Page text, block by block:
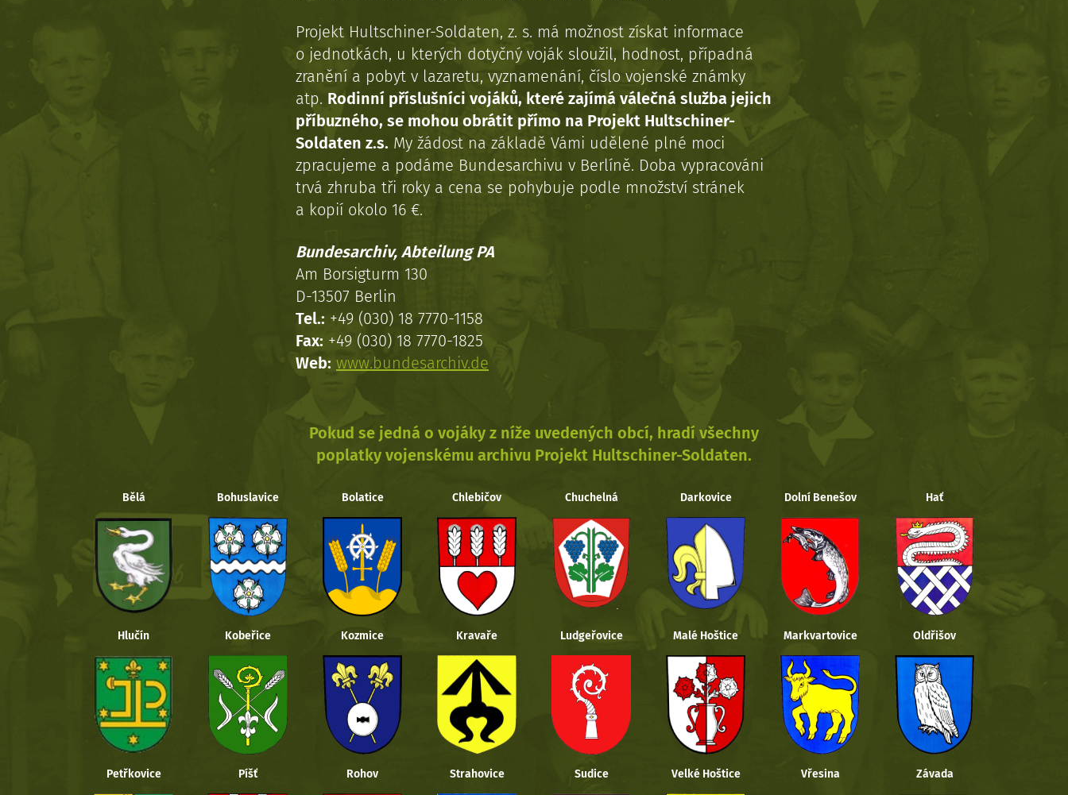
Projekt Hultschiner-Soldaten, z. s. má možnost získat informace
o jednotkách, u kterých dotyčný voják sloužil, hodnost, případná
zranění a pobyt v lazaretu, vyznamenání, číslo vojenské známky
atp. Rodinní příslušníci vojáků, které zajímá válečná služba jejich
příbuzného, se mohou obrátit přímo na Projekt Hultschiner-
Soldaten z.s. My žádost na základě Vámi udělené plné moci
zpracujeme a podáme Bundesarchivu v Berlíně. Doba vypracováni
trvá zhruba tři roky a cena se pohybuje podle množství stránek
a kopií okolo 16 €.
Bundesarchiv, Abteilung PA
Am Borsigturm 130
D-13507 Berlin
Tel.: +49 (030) 18 7770-1158
Fax: +49 (030) 18 7770-1825
Web: www.bundesarchiv.de
Pokud se jedná o vojáky z níže uvedených obcí, hradí všechny
poplatky vojenskému archivu Projekt Hultschiner-Soldaten.
Bělá Bohuslavice Bolatice Chlebičov Chuchelná Darkovice Dolní Benešov Hať
Hlučín Kobeřice Kozmice Kravaře Ludgeřovice Malé Hoštice Markvartovice Oldřišov
Petřkovice Píšť Rohov Strahovice Sudice Velké Hoštice Vřesina Závada